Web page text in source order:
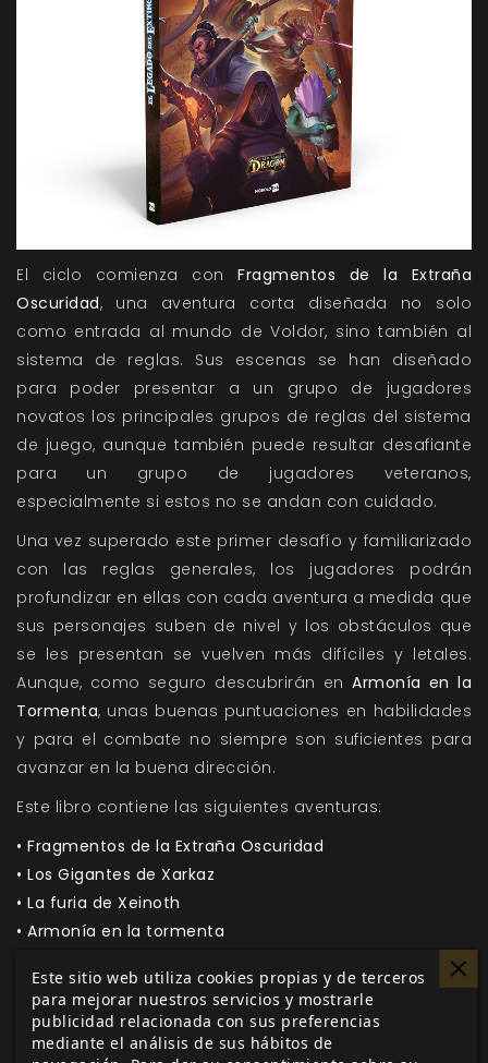
El ciclo comienza con Fragmentos de la Extraña
Oscuridad, una aventura corta diseñada no solo
como entrada al mundo de Voldor, sino también al
sistema de reglas. Sus escenas se han diseñado
para poder presentar a un grupo de jugadores
novatos los principales grupos de reglas del sistema
de juego, aunque también puede resultar desafiante
para un grupo de jugadores veteranos,
especialmente si estos no se andan con cuidado.
Una vez superado este primer desafío y familiarizado
con las reglas generales, los jugadores podrán
profundizar en ellas con cada aventura a medida que
sus personajes suben de nivel y los obstáculos que
se les presentan se vuelven más difíciles y letales.
Aunque, como seguro descubrirán enArmonía en la
Tormenta, unas buenas puntuaciones en habilidades
y para el combate no siempre son suficientes para
avanzar en la buena dirección.
Este libro contiene las siguientes aventuras:
• Fragmentos de la Extraña Oscuridad
• Los Gigantes de Xarkaz
• La furia de Xeinoth
• Armonía en la tormenta
• Sangre de Dragones
• Los pecados de Melionii
• El Orbe de la Abundancia
Este sitio web utiliza cookies propias y de terceros
para mejorar nuestros servicios y mostrarle
publicidad relacionada con sus preferencias
mediante el análisis de sus hábitos de